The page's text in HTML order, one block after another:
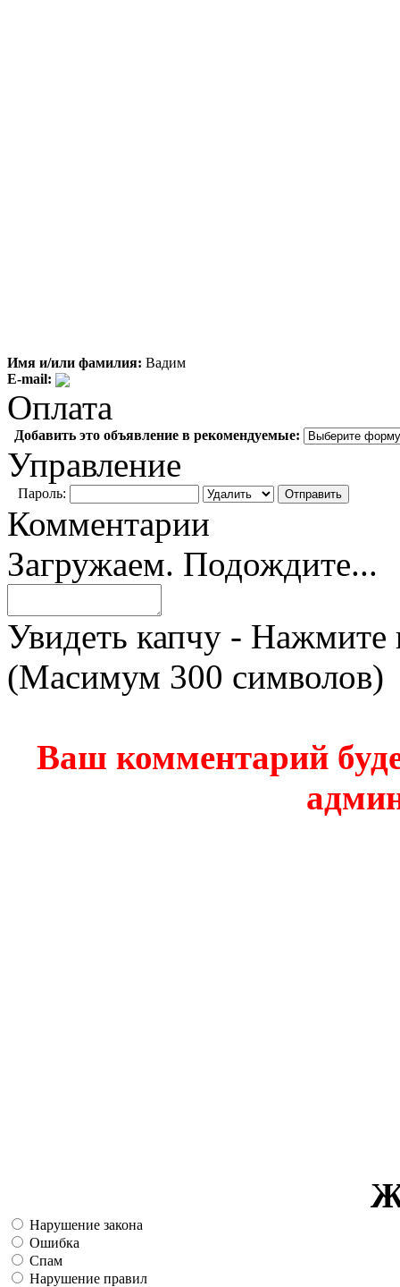
Имя и/или фамилия: Вадим
E-mail:
Оплата
Добавить это объявление в рекомендуемые:
Управление
Пароль:
Комментарии
Загружаем. Подождите...
Увидеть капчу - Нажмите
(Масимум 300 символов)
Ваш комментарий
Нарушение закона
Ошибка
Спам
Нарушение правил